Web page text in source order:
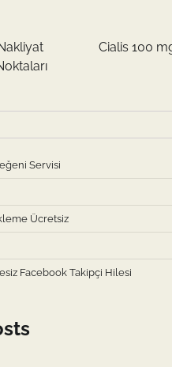
Cialis 100
Servisi
Ücretsiz
Facebook Takipçi Hilesi